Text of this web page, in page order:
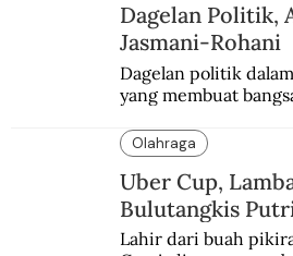
Dagelan Politik,
Jasmani-Rohani
Dagelan politik
yang membuat
Olahraga
Uber Cup,
Bulutangkis
Lahir dari buah